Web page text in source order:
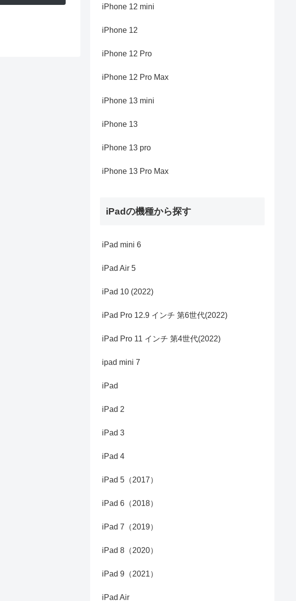
iPhone 12 mini
iPhone 12
iPhone 12 Pro
iPhone 12 Pro Max
iPhone 13 mini
iPhone 13
iPhone 13 pro
iPhone 13 Pro Max
iPadの機種から探す
iPad mini 6
iPad Air 5
iPad 10 (2022)
iPad Pro 12.9 インチ 第6世代(2022)
iPad Pro 11 インチ 第4世代(2022)
ipad mini 7
iPad
iPad 2
iPad 3
iPad 4
iPad 5（2017）
iPad 6（2018）
iPad 7（2019）
iPad 8（2020）
iPad 9（2021）
iPad Air